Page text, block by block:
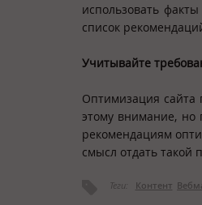
использовать
список
Учитывайте
Оптимизация сайта
этому внимание, но
рекомендациям
смысл отдать такой
Теги: Контент